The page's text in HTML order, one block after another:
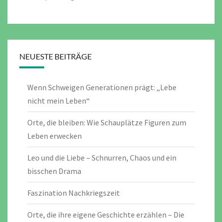
NEUESTE BEITRÄGE
Wenn Schweigen Generationen prägt: „Lebe
nicht mein Leben“
Orte, die bleiben: Wie Schauplätze Figuren zum
Leben erwecken
Leo und die Liebe – Schnurren, Chaos und ein
bisschen Drama
Faszination Nachkriegszeit
Orte, die ihre eigene Geschichte erzählen – Die